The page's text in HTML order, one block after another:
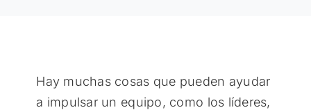
Hay muchas cosas que pueden ayudar
a impulsar un equipo, como los líderes,